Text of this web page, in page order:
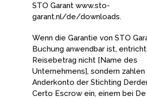
STO Garant www.sto-
garant.nl/de/downloads.
Wenn die Garantie von STO
Buchung anwendbar ist,
Reisebetrag nicht [Name des
Unternehmens], sondern zahlen
Anderkonto der Stichting
Certo Escrow ein, einem bei De